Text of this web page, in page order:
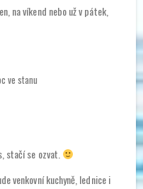
na víkend nebo už v pátek,
ve stanu
stačí se ozvat.
venkovní kuchyně, lednice i